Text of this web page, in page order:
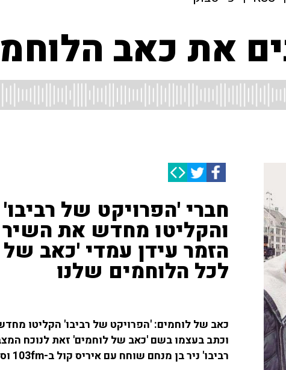
את כאב
חברי 'הפרויקט של
והקליטו מחדש את
הזמר עידן עמדי 'כאב
לכל הלוחמים שלנו
כאב של לוחמים: 'הפרויקט של רביבו' הקליטו
וכתב בעצמו בשם 'כאב של לוחמים' זאת לנוכח
רביבו' ניר בן מנחם שוחח עם איריס קול ב-103fm וסיפר על ההחלטה לחדש את השיר.